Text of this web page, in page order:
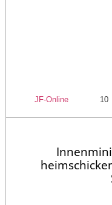
JF-Online 10